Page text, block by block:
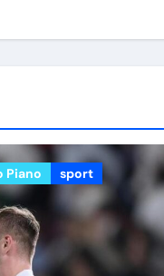
Piano sport